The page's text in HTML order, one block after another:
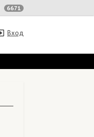
6671
Вход